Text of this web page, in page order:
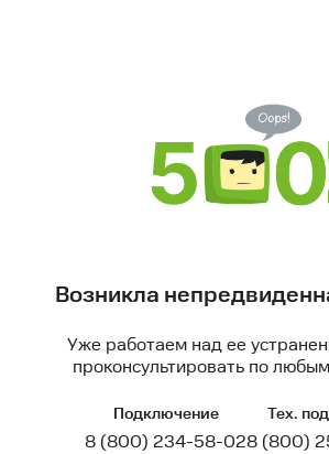
Возникла
Уже работаем над ее
проконсультировать по
Подключение
8 (800) 234-58-02
Тех.
8 (800)